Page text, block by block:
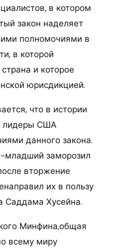
в котором
закон наделяет
полномочиями в
в которой
и которое
юрисдикцией.
что в истории
лидеры США
данного закона.
заморозил
вторжение
их в пользу
Саддама Хусейна.
Минфина,общая
всему миру